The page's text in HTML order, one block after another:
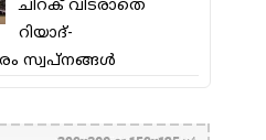
ചിറക് വിടരാതെ
റിയാദ്-
സ്വപ്നങ്ങള്‍